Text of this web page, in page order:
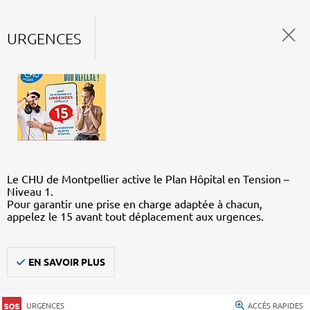
URGENCES
Le CHU de Montpellier active le Plan Hôpital en Tension –
Niveau 1.
Pour garantir une prise en charge adaptée à chacun,
appelez le 15 avant tout déplacement aux urgences.
EN SAVOIR PLUS
URGENCES ACCÈS RAPIDES